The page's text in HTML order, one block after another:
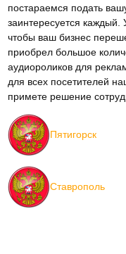
постараемся подать
заинтересуется каждый.
чтобы ваш бизнес
приобрел большое
аудиороликов для
для всех посетителей
примете решение
Пятигорск
Ставрополь